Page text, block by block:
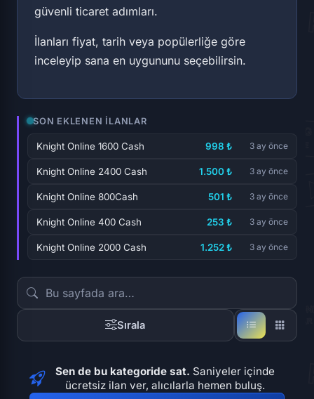
güvenli ticaret adımları.
İlanları fiyat, tarih veya popülerliğe göre
inceleyip sana en uygununu seçebilirsin.
SON EKLENEN İLANLAR
Knight Online 1600 Cash 998 ₺ 3 ay önce
Knight Online 2400 Cash 1.500 ₺ 3 ay önce
Knight Online 800Cash 501 ₺ 3 ay önce
Knight Online 400 Cash 253 ₺ 3 ay önce
Knight Online 2000 Cash 1.252 ₺ 3 ay önce
Sırala
Sen de bu kategoride sat. Saniyeler içinde
ücretsiz ilan ver, alıcılarla hemen buluş.